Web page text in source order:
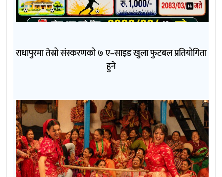
राधापुरमा तेस्रो संस्करणको ७ ए–साइड खुला फुटबल प्रतियोगिता
हुने